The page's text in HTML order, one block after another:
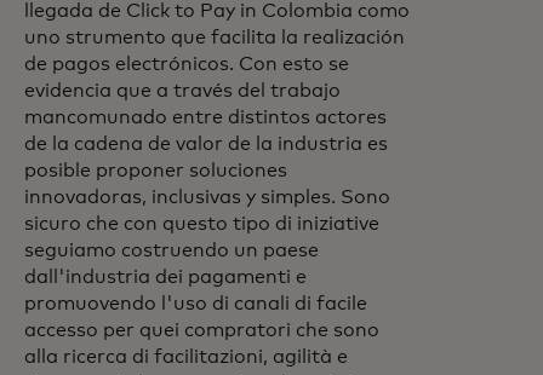
llegada de Click to Pay in Colombia como
uno strumento que facilita la realización
de pagos electrónicos. Con esto se
evidencia que a través del trabajo
mancomunado entre distintos actores
de la cadena de valor de la industria es
posible proponer soluciones
innovadoras, inclusivas y simples. Sono
sicuro che con questo tipo di iniziative
seguiamo costruendo un paese
dall'industria dei pagamenti e
promuovendo l'uso di canali di facile
accesso per quei compratori che sono
alla ricerca di facilitazioni, agilità e